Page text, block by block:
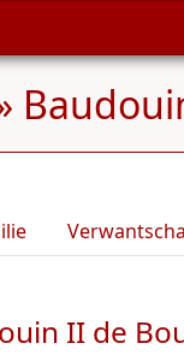
II de